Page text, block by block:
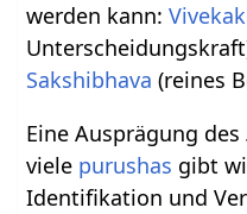
werden kann:
Sakshibhava (reines
Eine Ausprägung des
viele purushas gibt
Identifikation und